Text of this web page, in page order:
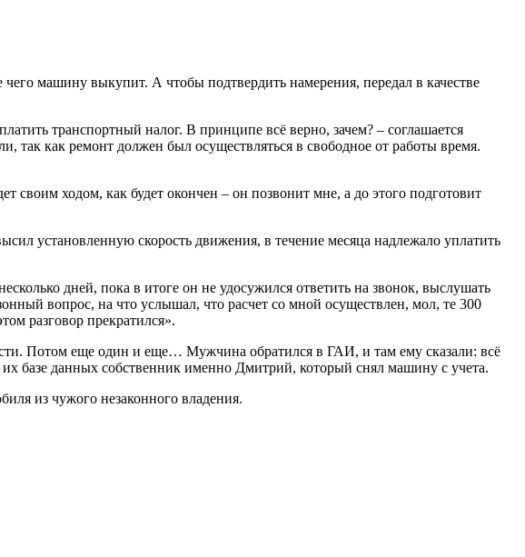
машину выкупит. А чтобы подтвердить намерения, передал в качестве
транспортный налог. В принципе всё верно, зачем? – соглашается
как ремонт должен был осуществляться в свободное от работы время.
ходом, как будет окончен – он позвонит мне, а до этого подготовит
установленную скорость движения, в течение месяца надлежало уплатить
дней, пока в итоге он не удосужился ответить на звонок, выслушать
вопрос, на что услышал, что расчет со мной осуществлен, мол, те 300
разговор прекратился».
Потом еще один и еще… Мужчина обратился в ГАИ, и там ему сказали: всё
базе данных собственник именно Дмитрий, который снял машину с учета.
из чужого незаконного владения.